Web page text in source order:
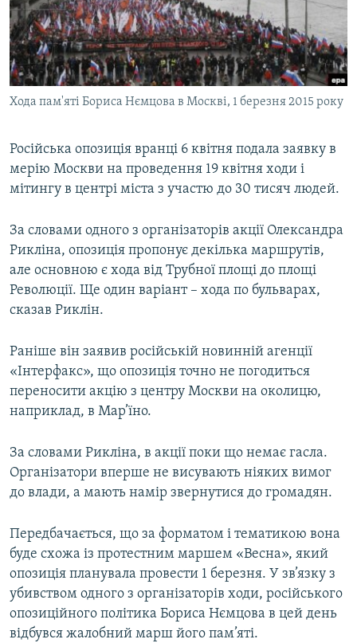
ДЕПОРТАЦІЯ
ВІДЕОУРОКИ «ELIFBE»
СВІДЧЕННЯ ОКУПАЦІЇ
УКРАЇНСЬКА ПРОБЛЕМА КРИМУ
ЯК ОБІЙТИ БЛОКУВАННЯ
Русский
Qırımtatar
Хода пам'яті Бориса Нємцова в Москві, 1 березня 2015 року
Російська опозиція вранці 6 квітня подала заявку в
мерію Москви на проведення 19 квітня ходи і
мітингу в центрі міста з участю до 30 тисяч людей.
За словами одного з організаторів акції Олександра
Рикліна, опозиція пропонує декілька маршрутів,
але основною є хода від Трубної площі до площі
Революції. Ще один варіант – хода по бульварах,
сказав Риклін.
Раніше він заявив російській новинній агенції
«Інтерфакс», що опозиція точно не погодиться
переносити акцію з центру Москви на околицю,
наприклад, в Мар’їно.
За словами Рикліна, в акції поки що немає гасла.
Організатори вперше не висувають ніяких вимог
до влади, а мають намір звернутися до громадян.
Передбачається, що за форматом і тематикою вона
буде схожа із протестним маршем «Весна», який
опозиція планувала провести 1 березня. У зв’язку з
убивством одного з організаторів ходи, російського
опозиційного політика Бориса Нємцова в цей день
відбувся жалобний марш його пам’яті.